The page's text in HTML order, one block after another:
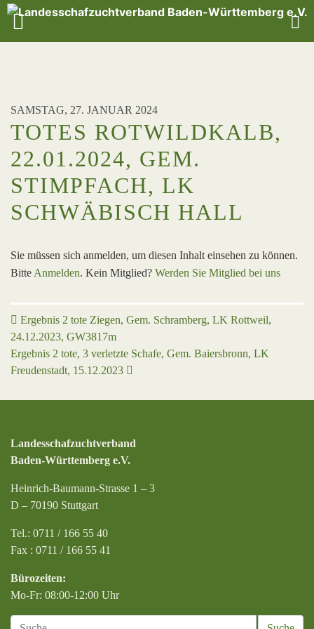
SAMSTAG, 27. JANUAR 2024
TOTES ROTWILDKALB,
22.01.2024, GEM.
STIMPFACH, LK
SCHWÄBISCH HALL
Sie müssen sich anmelden, um diesen Inhalt einsehen zu können.
Bitte Anmelden. Kein Mitglied? Werden Sie Mitglied bei uns
Beitrags-Navigation
Ergebnis 2 tote Ziegen, Gem. Schramberg, LK Rottweil,
24.12.2023, GW3817m
Ergebnis 2 tote, 3 verletzte Schafe, Gem. Baiersbronn, LK
Freudenstadt, 15.12.2023
Landesschafzuchtverband
Baden-Württemberg e.V.
Heinrich-Baumann-Strasse 1 – 3
D – 70190 Stuttgart
Tel.: 0711 / 166 55 40
Fax : 0711 / 166 55 41
Bürozeiten:
Mo-Fr: 08:00-12:00 Uhr
Suche